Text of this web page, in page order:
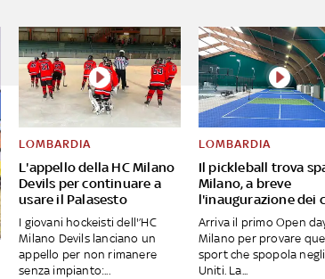
L'appello della HC Milano
Devils per continuare a
usare il Palasesto
LOMBARDIA
I giovani hockeisti dell'’HC
Milano Devils lanciano un
appello per non rimanere
senza impianto:...
Il pickleball trova
Milano, a breve
l'inaugurazione dei
LOMBARDIA
Arriva il primo Open
Milano per provare
sport che spopola
Uniti. La...